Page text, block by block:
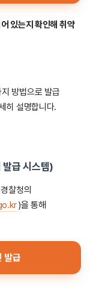
있는지 확인해 취약
방법으로 발급
히 설명합니다.
발급 시스템)
찰청의
)을 통해
발급